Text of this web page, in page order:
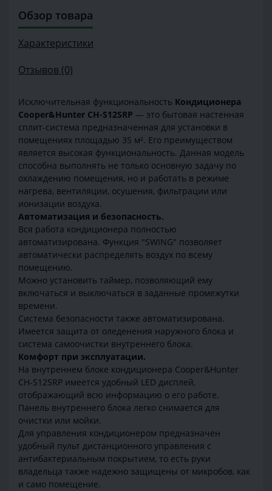
Обзор товара
Характеристики
Отзывов (0)
Исключительная функциональность Кондиционера
Cooper&Hunter CH-S12SRP — это бытовая настенная
сплит-система предназначенная для установки в
помещениях площадью 35 м². Его преимуществом
является высокая функциональность. Данная модель
способна выполнять не только основную задачу по
охлаждению помещения, но и работать в режиме
нагрева, вентиляции, осушения, фильтрации или
ионизации воздуха.
Автоматизация и безопасность.
Вся работа кондиционера полностью
автоматизирована. Функция "SWING" позволяет
автоматически распределять воздух по всему
помещению.
Можно установить таймер, позволяющий ему
включаться и выключаться в заданные промежутки
времени.
Система безопасности также автоматизирована.
Имеется защита от оледенения наружного блока и
система самоочистки внутреннего блока.
Комфорт при эксплуатации.
На внутреннем блоке кондиционера Cooper&Hunter
CH-S12SRP имеется удобный LED дисплей,
отображающий всю информацию о его работе.
Панель внутреннего блока легко снимается для
очистки или мойки.
Для управления кондиционером предназначен
удобный пульт дистанционного управления с
антибактериальным покрытием, то есть руки
владельца также надежно защищены от микробов, как
и само помещение.